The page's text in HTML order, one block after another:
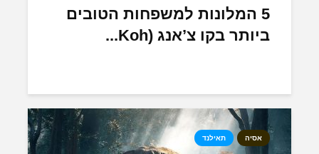
5 המלונות למשפחות הטובים
ביותר בקו צ’אנג (Koh...
אסיה תאילנד